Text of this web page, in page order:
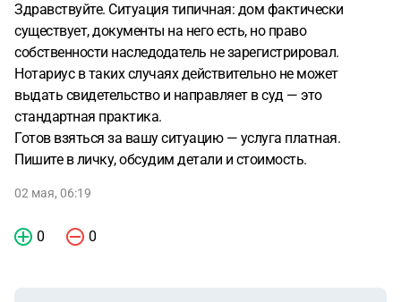
Здравствуйте. Ситуация типичная: дом фактически
существует, документы на него есть, но право
собственности наследодатель не зарегистрировал.
Нотариус в таких случаях действительно не может
выдать свидетельство и направляет в суд — это
стандартная практика.
Готов взяться за вашу ситуацию — услуга платная.
Пишите в личку, обсудим детали и стоимость.
02 мая, 06:19
0 0